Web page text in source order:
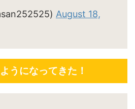
August 18,
うになってきた！